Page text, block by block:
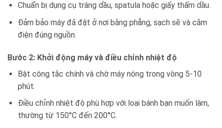
Chuẩn bị dụng cụ tráng dầu, spatula hoặc giấy thấm dầu.
Đảm bảo máy đã đặt ở nơi bằng phẳng, sạch sẽ và cắm
điện đúng nguồn.
Bước 2: Khởi động máy và điều chỉnh nhiệt độ
Bật công tắc chính và chờ máy nóng trong vòng 5-10
phút.
Điều chỉnh nhiệt độ phù hợp với loại bánh bạn muốn làm,
thường từ 150°C đến 200°C.